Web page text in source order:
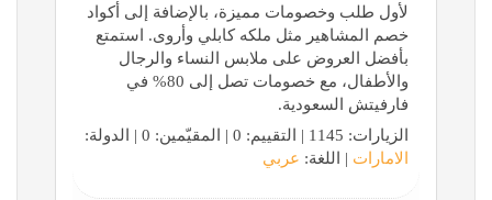
لأول طلب وخصومات مميزة، بالإضافة إلى أكواد
خصم المشاهير مثل ملكه كابلي وأروى. استمتع
بأفضل العروض على ملابس النساء والرجال
والأطفال، مع خصومات تصل إلى 80% في
فارفيتش السعودية.
الزيارات: 1145 | التقييم: 0 | المقيّمين: 0 | الدولة:
الامارات | اللغة: عربي